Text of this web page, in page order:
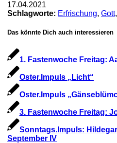
17.04.2021
Schlagworte: Erfrischung, Gott,
Das könnte Dich auch interessieren
1. Fastenwoche Freitag:
Oster.Impuls „Licht“
Oster.Impuls
3. Fastenwoche Freitag:
Sonntags.Impuls:
September IV